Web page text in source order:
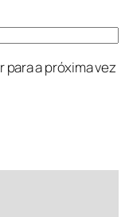
a próxima vez